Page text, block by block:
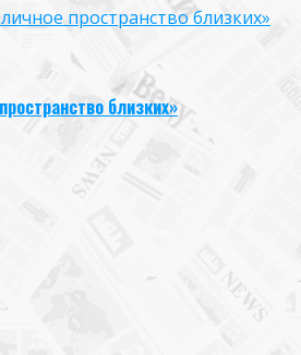
пространство близких»
близких»